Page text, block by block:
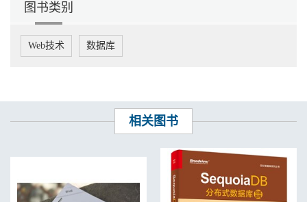
图书类别
Web技术 数据库
相关图书